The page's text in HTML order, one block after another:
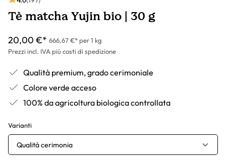
Tè matcha Yujin bio | 30 g
20,00 €* 666,67 €* per 1 kg
Prezzi incl. IVA più costi di spedizione
Qualità premium, grado cerimoniale
Colore verde acceso
100% da agricoltura biologica controllata
Varianti
Qualità cerimonia